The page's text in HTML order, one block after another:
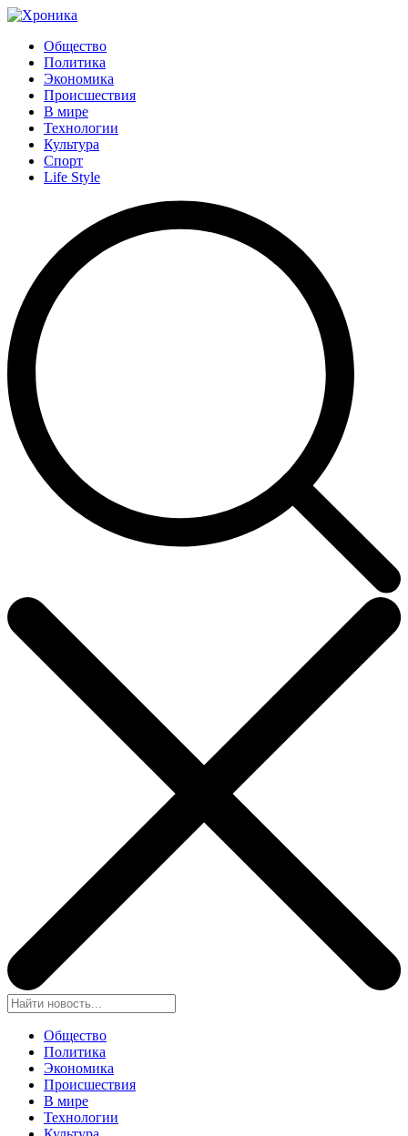
Общество
Политика
Экономика
Происшествия
В мире
Технологии
Культура
Спорт
Life Style
Общество
Политика
Экономика
Происшествия
В мире
Технологии